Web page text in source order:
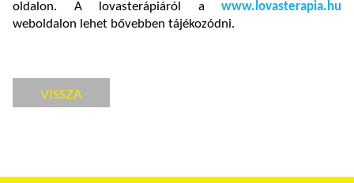
oldalon. A lovasterápiáról a www.lovasterapia.hu
weboldalon lehet bővebben tájékozódni.
VISSZA